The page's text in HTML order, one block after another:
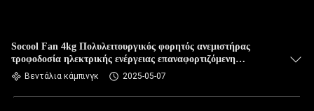
Socool Fan 4kg Πολυλειτουργικός φορητός ανεμιστήρας
τροφοδοσία ηλεκτρικής ενέργειας επαναφορτιζόμενη
μπαταρία Λιγότερο από 50 dB επίπεδο θορύβου
Βεντάλια κάμπινγκ 2025-05-07